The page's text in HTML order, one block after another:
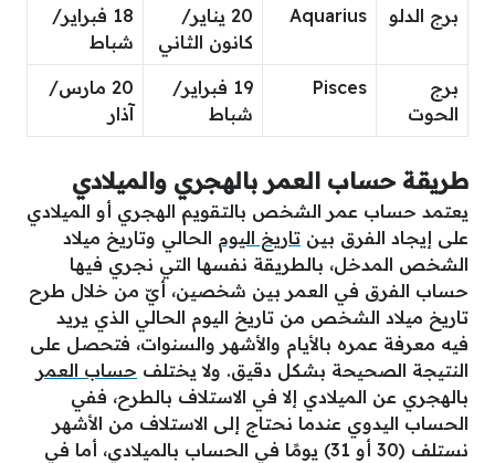
برج الدلو Aquarius
20 يناير/
كانون الثاني
18 فبراير/
شباط
برج
الحوت
Pisces
19 فبراير/
شباط
20 مارس/
آذار
طريقة حساب العمر بالهجري والميلادي
يعتمد حساب عمر الشخص بالتقويم الهجري أو الميلادي
على إيجاد الفرق بين تاريخ اليوم الحالي وتاريخ ميلاد
الشخص المدخل، بالطريقة نفسها التي نجري فيها
حساب الفرق في العمر بين شخصين، أيّ من خلال طرح
تاريخ ميلاد الشخص من تاريخ اليوم الحالي الذي يريد
فيه معرفة عمره بالأيام والأشهر والسنوات، فتحصل على
النتيجة الصحيحة بشكل دقيق. ولا يختلف حساب العمر
بالهجري عن الميلادي إلا في الاستلاف بالطرح، ففي
الحساب اليدوي عندما نحتاج إلى الاستلاف من الأشهر
نستلف (30 أو 31) يومًا في الحساب بالميلادي، أما في